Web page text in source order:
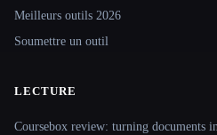
Meilleurs outils 2026
Soumettre un outil
LECTURE
Coursebox review: turning documents